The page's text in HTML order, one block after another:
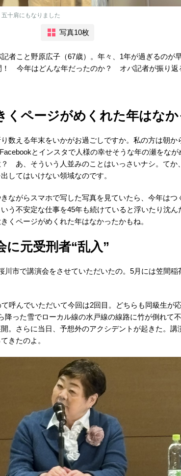
十肩にもなりました
写真10枚
者こと野原広子（67歳）。年々、1年が過ぎるのが
！ 今年はどんな年だったのか？ オバ記者が振り返
くページがめくれた年はなか
数える年末をいかがお過ごしですか。私の方は朝か
とインスタで人様の幸せそうな年の瀬をなが
あ、そういう人並みのことはいっさいナシ。てか
してはいけない領域なのです。
ながらスマホで写した写真を見ていたら、今年はつ
う不安定な仕事を45年も続けていると浮いたり沈ん
くページがめくれた年はなかったかもね。
に元受刑者“乱入”
川市で講演会をさせていただいたの。5月には笠間稲
呼んでいただいて今回は2回目。どちらも同級生が
降った雪でローカル線の水戸線の線路に竹が倒れて
。さらに当日、予想外のアクシデントが起きた。講
きたのよ。